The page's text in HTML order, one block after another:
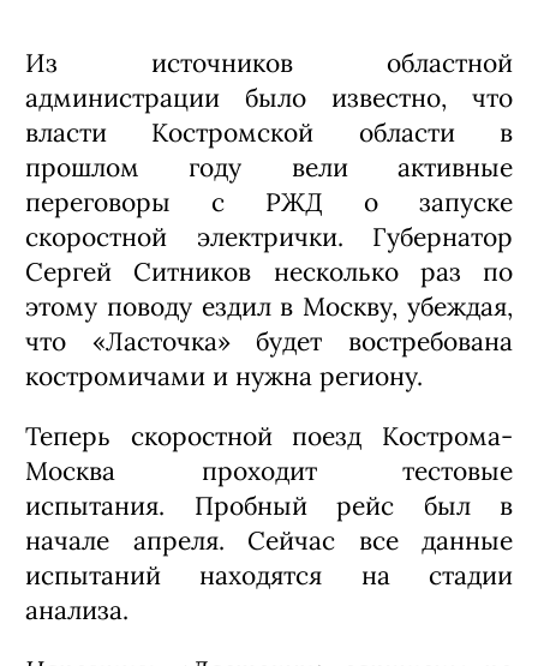
Из источников областной
администрации было известно, что
власти Костромской области в
прошлом году вели активные
переговоры с РЖД о запуске
скоростной электрички. Губернатор
Сергей Ситников несколько раз по
этому поводу ездил в Москву, убеждая,
что «Ласточка» будет востребована
костромичами и нужна региону.
Теперь скоростной поезд Кострома-
Москва проходит тестовые
испытания. Пробный рейс был в
начале апреля. Сейчас все данные
испытаний находятся на стадии
анализа.